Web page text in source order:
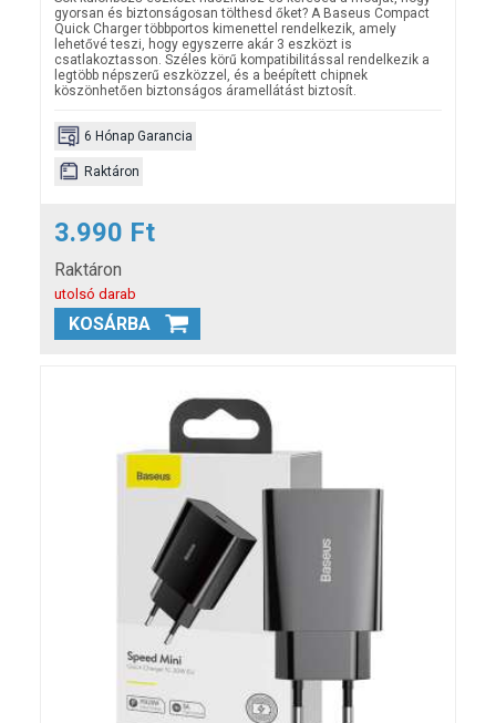
gyorsan és biztonságosan tölthesd őket? A Baseus Compact
Quick Charger többportos kimenettel rendelkezik, amely
lehetővé teszi, hogy egyszerre akár 3 eszközt is
csatlakoztasson. Széles körű kompatibilitással rendelkezik a
legtöbb népszerű eszközzel, és a beépített chipnek
köszönhetően biztonságos áramellátást biztosít.
6 Hónap Garancia
Raktáron
3.990 Ft
Raktáron
utolsó darab
KOSÁRBA